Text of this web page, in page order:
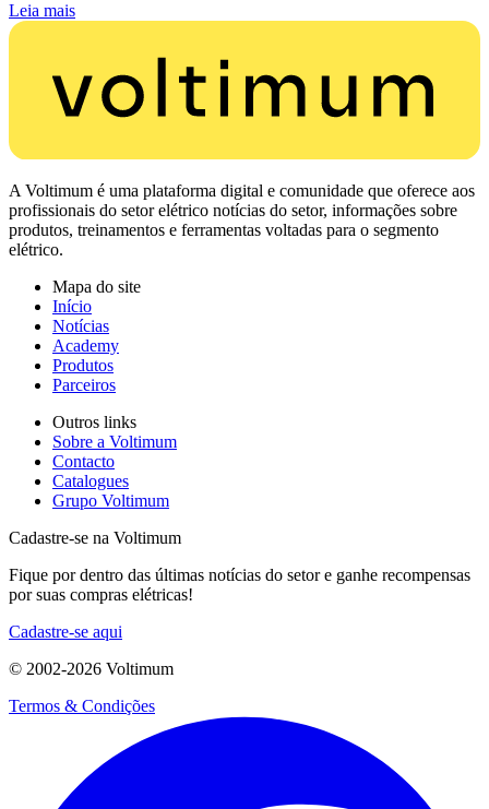
Leia mais
A Voltimum é uma plataforma digital e comunidade que oferece aos
profissionais do setor elétrico notícias do setor, informações sobre
produtos, treinamentos e ferramentas voltadas para o segmento
elétrico.
Mapa do site
Início
Notícias
Academy
Produtos
Parceiros
Outros links
Sobre a Voltimum
Contacto
Catalogues
Grupo Voltimum
Cadastre-se na Voltimum
Fique por dentro das últimas notícias do setor e ganhe recompensas
por suas compras elétricas!
Cadastre-se aqui
© 2002-2026 Voltimum
Termos & Condições